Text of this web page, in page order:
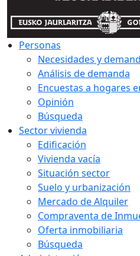
Personas
Necesidades y
Análisis de demanda
Encuestas a hogares
Opinión
Búsqueda
Sector vivienda
Edificación
Vivienda vacía
Situación sector
Suelo y urbanización
Mercado de Alquiler
Compraventa de
Oferta inmobiliaria
Búsqueda